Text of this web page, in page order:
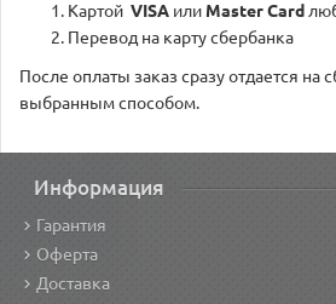
Картой VISA или Master Card
Перевод на карту сбербанка
После оплаты заказ сразу отдается на
выбранным способом.
Информация
Гарантия
Оферта
Доставка